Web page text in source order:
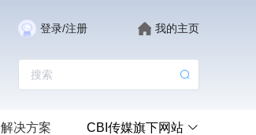
登录/注册 我的主页
解决方案 CBI传媒旗下网站